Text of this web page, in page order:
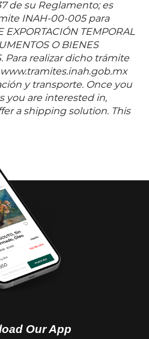
de su Reglamento; es
INAH-00-005 para
TEMPORAL
O BIENES
Para realizar dicho trámite
y transporte. Once you
you are interested in,
a shipping solution. This
Our App